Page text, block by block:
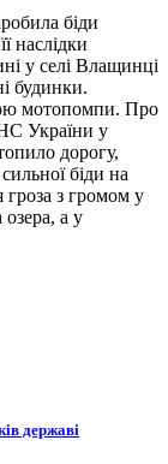
біди
наслідки
у селі Влащинці
будинки.
мотопомпи. Про
України у
дорогу,
біди на
гроза з громом у
а у
державі